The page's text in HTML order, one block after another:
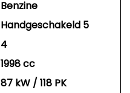
Benzine
Handgeschakeld 5
4
1998 cc
87 kW / 118 PK